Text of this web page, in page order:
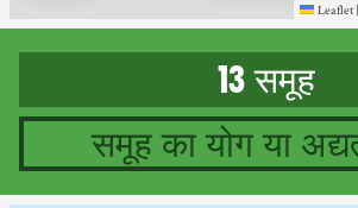
Leaflet |
13 समूह
समूह का योग या